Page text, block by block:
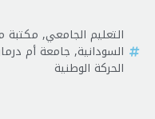
التعليم الجامعي, مكتبة
السودانية, جامعة أم
الحركة الوطنية